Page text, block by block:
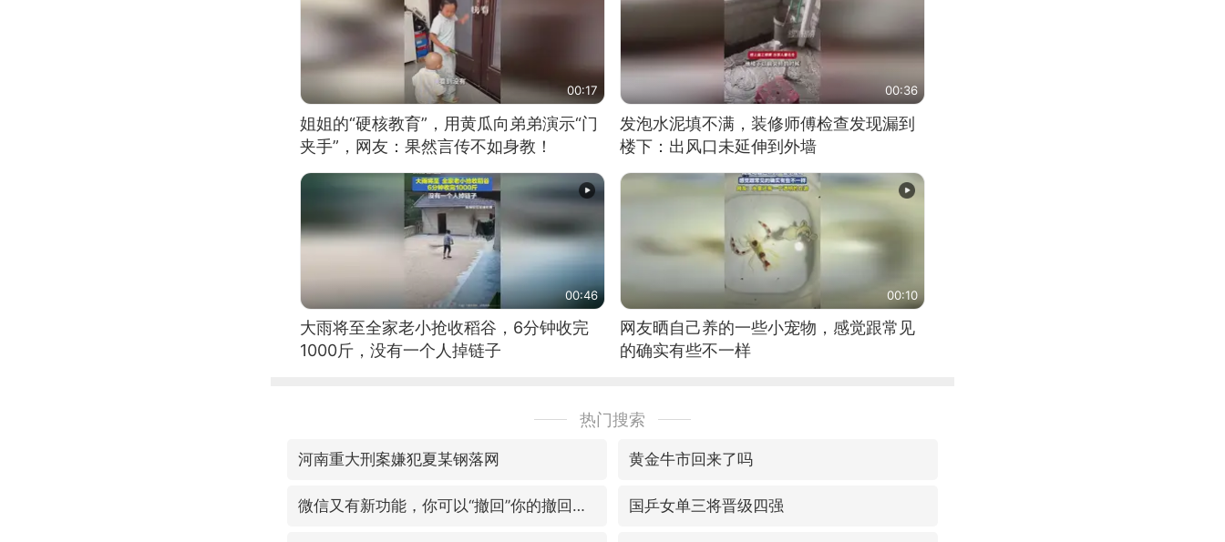
00:17
姐姐的“硬核教育”，用黄瓜向弟弟演示“门
夹手”，网友：果然言传不如身教！
00:36
发泡水泥填不满，装修师傅检查发现漏到
楼下：出风口未延伸到外墙
00:46
大雨将至全家老小抢收稻谷，6分钟收完
1000斤，没有一个人掉链子
00:10
网友晒自己养的一些小宠物，感觉跟常见
的确实有些不一样
热门搜索
河南重大刑案嫌犯夏某钢落网 黄金牛市回来了吗
微信又有新功能，你可以“撤回”你的撤回了！ 国乒女单三将晋级四强